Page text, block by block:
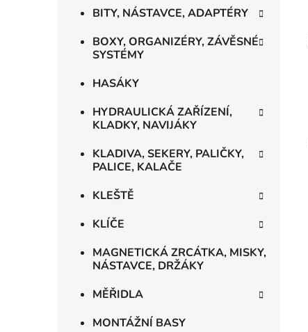
BITY, NÁSTAVCE, ADAPTÉRY
BOXY, ORGANIZÉRY, ZÁVĚSNÉ
SYSTÉMY
HASÁKY
HYDRAULICKÁ ZAŘÍZENÍ,
KLADKY, NAVIJÁKY
KLADIVA, SEKERY, PALIČKY,
PALICE, KALAČE
KLEŠTĚ
KLÍČE
MAGNETICKÁ ZRCÁTKA, MISKY,
NÁSTAVCE, DRŽÁKY
MĚŘIDLA
MONTÁŽNÍ BASY